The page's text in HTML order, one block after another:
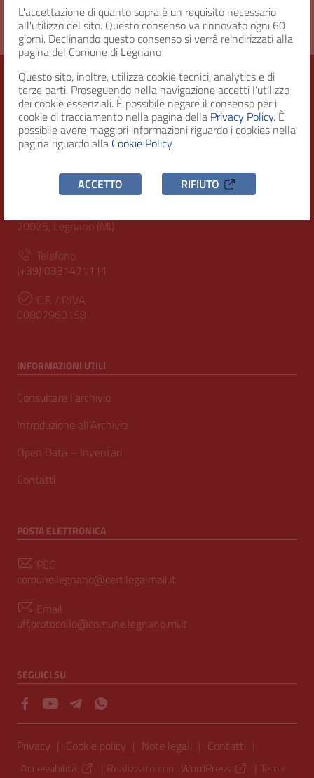
L'accettazione di quanto sopra è un requisito necessario
all'utilizzo del sito. Questo consenso va rinnovato ogni 60
giorni. Declinando questo consenso si verrà reindirizzati alla
pagina del Comune di Legnano
Questo sito, inoltre, utilizza cookie tecnici, analytics e di
terze parti. Proseguendo nella navigazione accetti l’utilizzo
dei cookie essenziali. È possibile negare il consenso per i
cookie di tracciamento nella pagina della Privacy Policy. È
possibile avere maggiori informazioni riguardo i cookies nella
pagina riguardo alla Cookie Policy
ACCETTO RIFIUTO
Città di Legnano – Archivio Storico
Indirizzo
20025, Legnano (MI)
Telefono
(+39) 0331471111
C.F. / P.IVA
00807960158
INFORMAZIONI UTILI
Consultare l’archivio
Introduzione all’Archivio
Open Data – Inventari
Contatti
POSTA ELETTRONICA
PEC
comune.legnano@cert.legalmail.it
Email
uff.protocollo@comune.legnano.mi.it
SEGUICI SU
Sezione Link Utili
Privacy | Cookie policy | Note legali | Contatti |
Accessibilità
| Realizzato con WordPress | Tema